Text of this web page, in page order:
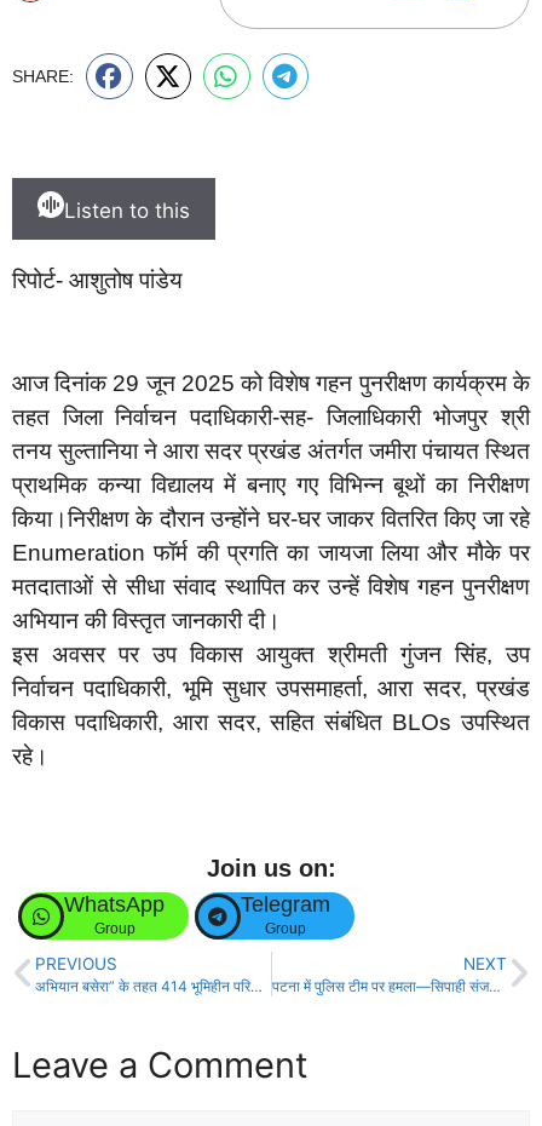
SHARE:
Listen to this
रिपोर्ट- आशुतोष पांडेय
आज दिनांक 29 जून 2025 को विशेष गहन पुनरीक्षण कार्यक्रम के
तहत जिला निर्वाचन पदाधिकारी-सह- जिलाधिकारी भोजपुर श्री
तनय सुल्तानिया ने आरा सदर प्रखंड अंतर्गत जमीरा पंचायत स्थित
प्राथमिक कन्या विद्यालय में बनाए गए विभिन्न बूथों का निरीक्षण
किया।निरीक्षण के दौरान उन्होंने घर-घर जाकर वितरित किए जा रहे
Enumeration फॉर्म की प्रगति का जायजा लिया और मौके पर
मतदाताओं से सीधा संवाद स्थापित कर उन्हें विशेष गहन पुनरीक्षण
अभियान की विस्तृत जानकारी दी।
इस अवसर पर उप विकास आयुक्त श्रीमती गुंजन सिंह, उप
निर्वाचन पदाधिकारी, भूमि सुधार उपसमाहर्ता, आरा सदर, प्रखंड
विकास पदाधिकारी, आरा सदर, सहित संबंधित BLOs उपस्थित
रहे।
Join us on:
WhatsApp
Group
Telegram
Group
PREVIOUS
अभियान बसेरा” के तहत 414 भूमिहीन परिवारों को मिला अपना घर बसाने का अधिकार।
NEXT
पटना में पुलिस टीम पर हमला—सिपाही संजय कुमार गंभीर रूप से घायल, आरोपी गिरफ्तार!
Leave a Comment